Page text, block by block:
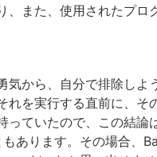
また、使用されたプ
気から、自分で排除し
を実行する直前に、
っていたので、この結
あります。その場合、